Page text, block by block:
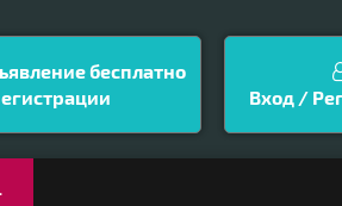
бесплатно
Вход /